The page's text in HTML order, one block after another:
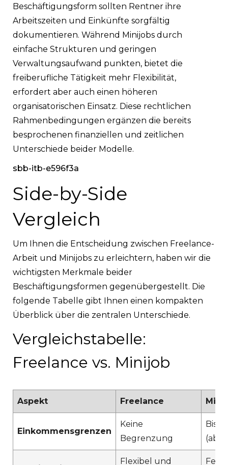
Beschäftigungsform sollten Rentner ihre
Arbeitszeiten und Einkünfte sorgfältig
dokumentieren. Während Minijobs durch
einfache Strukturen und geringen
Verwaltungsaufwand punkten, bietet die
freiberufliche Tätigkeit mehr Flexibilität,
erfordert aber auch einen höheren
organisatorischen Einsatz. Diese rechtlichen
Rahmenbedingungen ergänzen die bereits
besprochenen finanziellen und zeitlichen
Unterschiede beider Modelle.
sbb-itb-e596f3a
Side-by-Side
Vergleich
Um Ihnen die Entscheidung zwischen Freelance-
Arbeit und Minijobs zu erleichtern, haben wir die
wichtigsten Merkmale beider
Beschäftigungsformen gegenübergestellt. Die
folgende Tabelle gibt Ihnen einen kompakten
Überblick über die zentralen Unterschiede.
Vergleichstabelle:
Freelance vs. Minijob
Aspekt Freelance
Einkommensgrenzen
Keine
Begrenzung
Bis
(ab
Flexibel und